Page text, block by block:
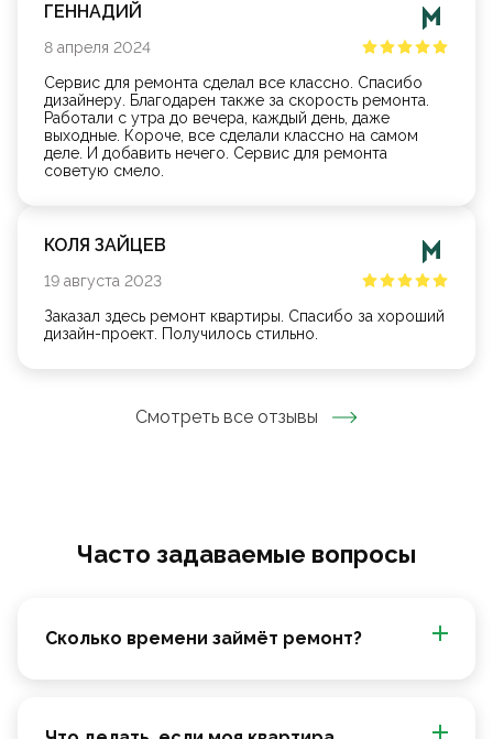
ГЕННАДИЙ
8 апреля 2024
Сервис для ремонта сделал все классно. Спасибо
дизайнеру. Благодарен также за скорость ремонта.
Работали с утра до вечера, каждый день, даже
выходные. Короче, все сделали классно на самом
деле. И добавить нечего. Сервис для ремонта
советую смело.
КОЛЯ ЗАЙЦЕВ
19 августа 2023
Заказал здесь ремонт квартиры. Спасибо за хороший
дизайн-проект. Получилось стильно.
Смотреть все отзывы
Часто задаваемые вопросы
Сколько времени займёт ремонт?